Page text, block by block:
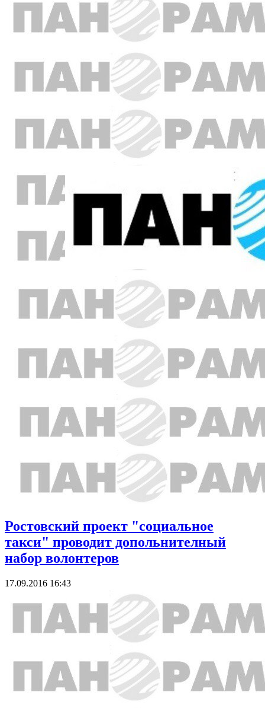
Ростовский проект "социальное
такси" проводит допольнителный
набор волонтеров
17.09.2016 16:43